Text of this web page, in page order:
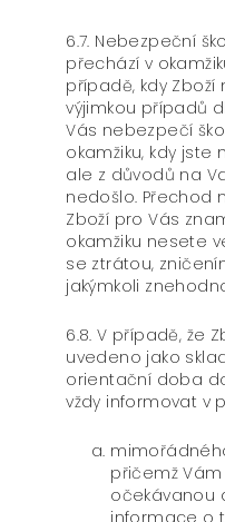
6.7. Nebezpeční
přechází v
případě, kdy
výjimkou případů
Vás nebezpečí
okamžiku, kdy jste
ale z důvodů na
nedošlo. Přechod
Zboží pro Vás
okamžiku nesete
se ztrátou,
jakýmkoli
6.8. V případě, že
uvedeno jako
orientační doba
vždy informovat v
přičemž
očekávanou
informace o